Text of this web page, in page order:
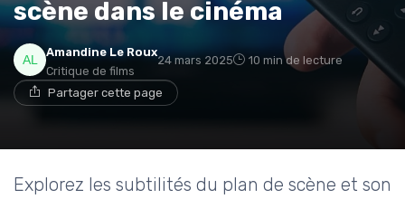
scène dans le cinéma
Amandine Le Roux
Critique de films
24 mars 2025 10 min de lecture
Partager cette page
Explorez les subtilités du plan de scène et son